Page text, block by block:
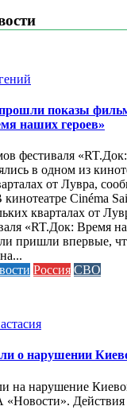
показы
наших героев»
фестиваля
в одном из
от Лувра,
Cinéma
кварталах от
«RT.Док: Время
пришли впервые,
Россия СВО
о нарушении
на нарушение
Действия